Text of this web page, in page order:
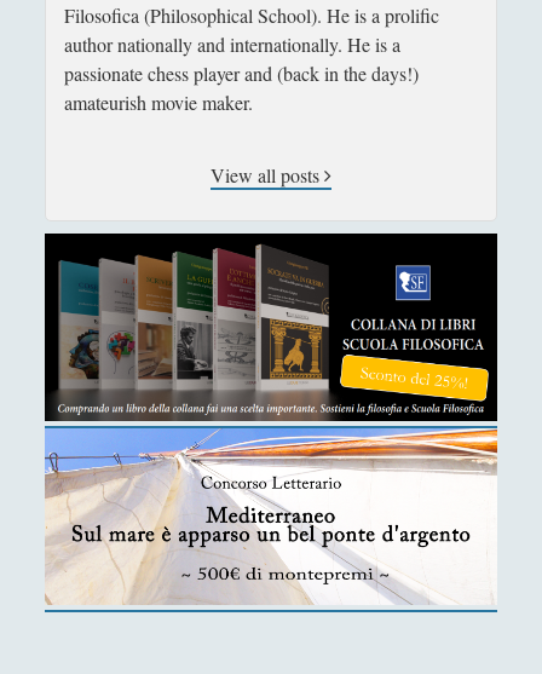
Una "sete di successo" per il piccione... lavatore
Una dimora fenomenologica senza la prominenza
dell'idealismo
VENERE IN CORNICE - La colonna si gonfia
d'acqua al tempo d'una fontana volante / The
column swells with water at the time of a flying
fountain
VENERE IN CORNICE - Le bollicine viola sulla pelle
d'un atomo che fa danzare la sera / The violet
bubbles on the skin of an atom which allows the
evening to dance
[Recensione] Antonio Rinaldis - Nuove lezioni di
filosofia. I temi fondamentali del pensiero umano
(Diarkos, 2025)
[Recensione] Pasquale Vitale – Filosofia Medievale
(Diarkos 2023)
Filosofica (Philosophical School). He is a prolific
author nationally and internationally. He is a
passionate chess player and (back in the days!)
amateurish movie maker.
View all posts